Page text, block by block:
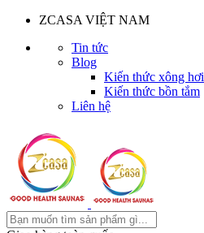
ZCASA VIỆT NAM
Tin tức
Blog
Kiến thức xông hơi
Kiến thức bồn tắm
Liên hệ